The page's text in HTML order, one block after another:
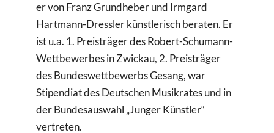
er von Franz Grundheber und Irmgard
Hartmann-Dressler künstlerisch beraten. Er
ist u.a. 1. Preisträger des Robert-Schumann-
Wettbewerbes in Zwickau, 2. Preisträger
des Bundeswettbewerbs Gesang, war
Stipendiat des Deutschen Musikrates und in
der Bundesauswahl „Junger Künstler“
vertreten.